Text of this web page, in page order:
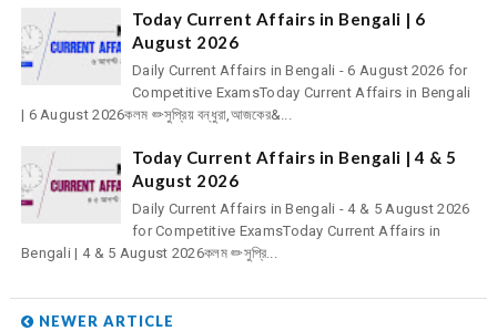
Today Current Affairs in Bengali | 6
August 2026
Daily Current Affairs in Bengali - 6 August 2026 for
Competitive ExamsToday Current Affairs in Bengali
| 6 August 2026কলম ✏সুপ্রিয় বন্ধুরা,আজকের&...
Today Current Affairs in Bengali | 4 & 5
August 2026
Daily Current Affairs in Bengali - 4 & 5 August 2026
for Competitive ExamsToday Current Affairs in
Bengali | 4 & 5 August 2026কলম ✏সুপ্রি...
NEWER ARTICLE